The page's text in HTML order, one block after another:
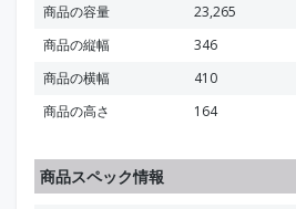
商品の容量
23,265
商品の縦幅
346
商品の横幅
410
商品の高さ
164
商品スペック情報